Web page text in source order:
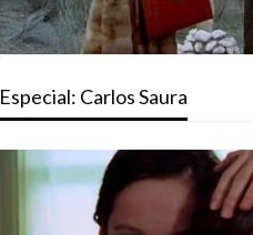
Especial: Carlos Saura